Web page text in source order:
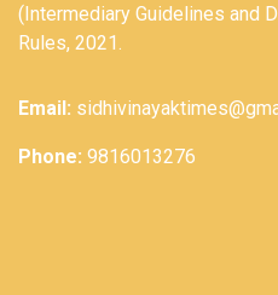
(Intermediary Guidelines and
Rules, 2021.
Email:
Phone: 9816013276